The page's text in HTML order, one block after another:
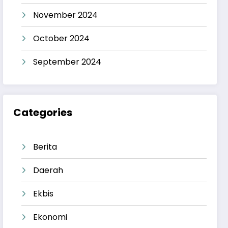
November 2024
October 2024
September 2024
Categories
Berita
Daerah
Ekbis
Ekonomi